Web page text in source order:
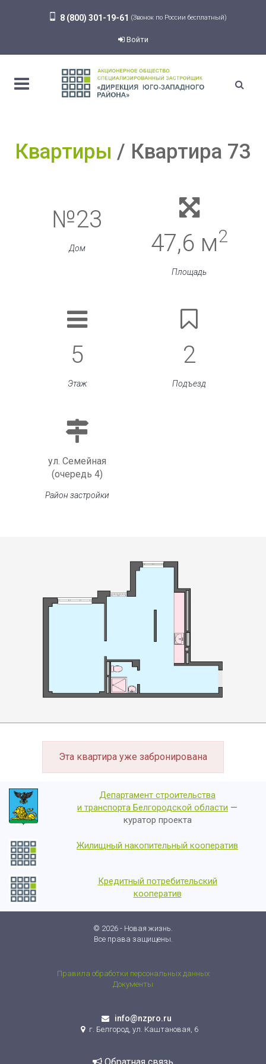
8 (800) 301-19-61 (Звонок по России бесплатный)
Войти
Квартиры Квартира 73
№23
Дом 47,6 м2
Площадь
5
Этаж
2
Подъезд
ул. Семейная
(очередь 4)
Район застройки
Эта квартира уже забронирована
Департамент строительства
и транспорта Белгородской области —
куратор проекта
Жилищный накопительный кооператив
Кредитный потребительский
кооператив
© 2026 - Новая жизнь.
Все права защищены.
Правила обработки персональных данных
Документы
info@nzpro.ru
г. Белгород, ул. Каштановая, 6
Обратная связь